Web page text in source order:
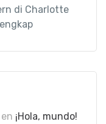
di Charlotte
en ¡Hola, mundo!